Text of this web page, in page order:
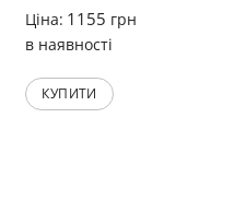
Ціна: 1155 грн
в наявності
КУПИТИ